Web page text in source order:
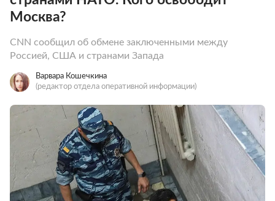
Москва?
CNN сообщил об обмене заключенными между
Россией, США и странами Запада
Варвара Кошечкина
(редактор отдела оперативной информации)